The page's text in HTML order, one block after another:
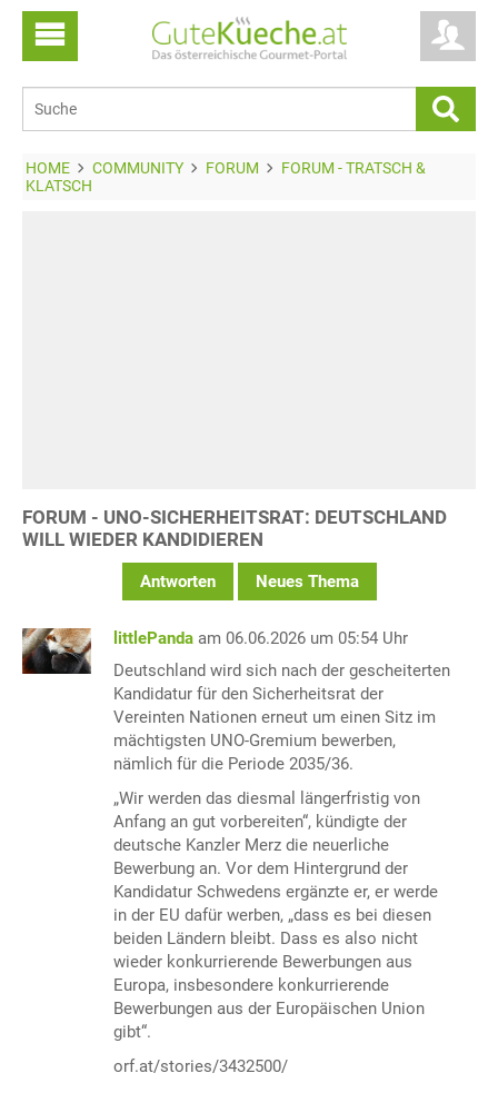
HOME COMMUNITY FORUM
FORUM - TRATSCH &
KLATSCH
FORUM - UNO-SICHERHEITSRAT: DEUTSCHLAND
WILL WIEDER KANDIDIEREN
Antworten Neues Thema
littlePanda am 06.06.2026 um 05:54 Uhr
Deutschland wird sich nach der gescheiterten
Kandidatur für den Sicherheitsrat der
Vereinten Nationen erneut um einen Sitz im
mächtigsten UNO-Gremium bewerben,
nämlich für die Periode 2035/36.
„Wir werden das diesmal längerfristig von
Anfang an gut vorbereiten“, kündigte der
deutsche Kanzler Merz die neuerliche
Bewerbung an. Vor dem Hintergrund der
Kandidatur Schwedens ergänzte er, er werde
in der EU dafür werben, „dass es bei diesen
beiden Ländern bleibt. Dass es also nicht
wieder konkurrierende Bewerbungen aus
Europa, insbesondere konkurrierende
Bewerbungen aus der Europäischen Union
gibt“.
orf.at/stories/3432500/